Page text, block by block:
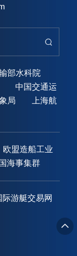
部水科院
中国交通运
局
上海航
欧盟造船工业
海事集群
游艇交易网